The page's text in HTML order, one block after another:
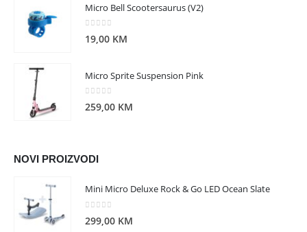
Micro Bell Scootersaurus (V2)
0 out of 5
19,00 KM
Micro Sprite Suspension Pink
0 out of 5
259,00 KM
NOVI PROIZVODI
Mini Micro Deluxe Rock & Go LED Ocean Slate
299,00 KM